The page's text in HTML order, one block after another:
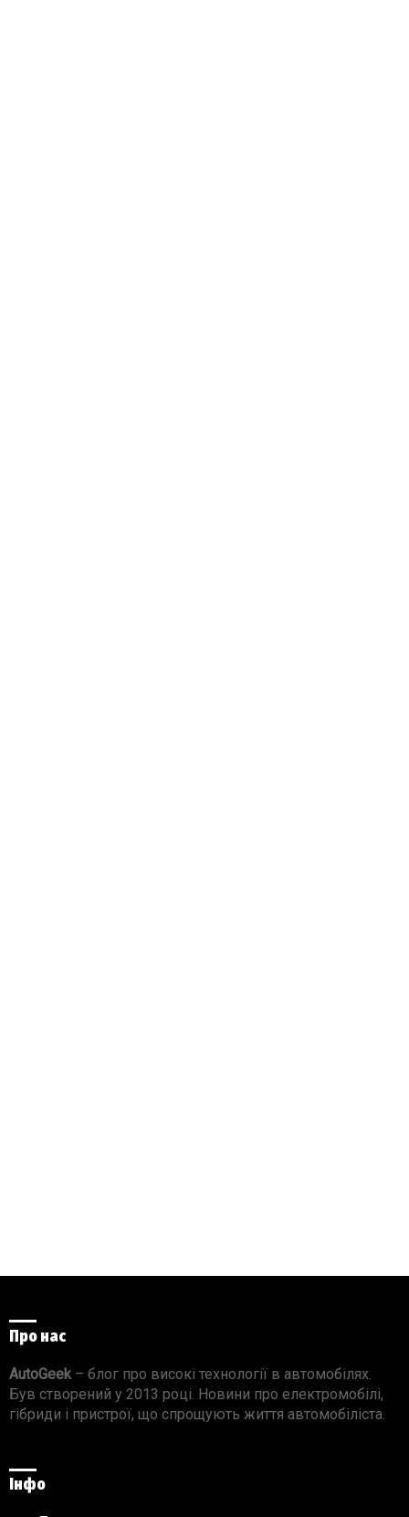
Про нас
AutoGeek – блог про високі технології в автомобілях.
Був створений у 2013 році. Новини про електромобілі,
гібриди і пристрої, що спрощують життя автомобіліста.
Інфо